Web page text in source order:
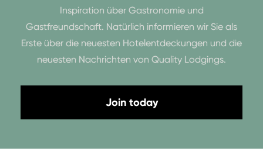
Inspiration über Gastronomie und
Gastfreundschaft. Natürlich informieren wir Sie als
Erste über die neuesten Hotelentdeckungen und die
neuesten Nachrichten von Quality Lodgings.
Join today